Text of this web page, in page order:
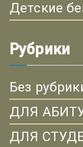
Детские
Рубрики
Без
ДЛЯ
ДЛЯ